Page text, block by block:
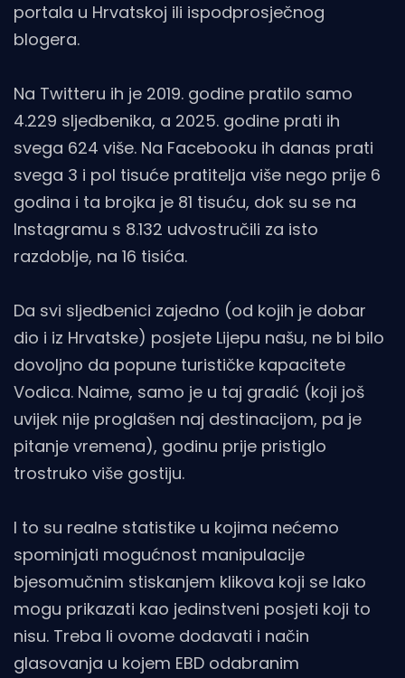
portala u Hrvatskoj ili ispodprosječnog
blogera.
Na Twitteru ih je 2019. godine pratilo samo
4.229 sljedbenika, a 2025. godine prati ih
svega 624 više. Na Facebooku ih danas prati
svega 3 i pol tisuće pratitelja više nego prije 6
godina i ta brojka je 81 tisuću, dok su se na
Instagramu s 8.132 udvostručili za isto
razdoblje, na 16 tisića.
Da svi sljedbenici zajedno (od kojih je dobar
dio i iz Hrvatske) posjete Lijepu našu, ne bi bilo
dovoljno da popune turističke kapacitete
Vodica. Naime, samo je u taj gradić (koji još
uvijek nije proglašen naj destinacijom, pa je
pitanje vremena), godinu prije pristiglo
trostruko više gostiju.
I to su realne statistike u kojima nećemo
spominjati mogućnost manipulacije
bjesomučnim stiskanjem klikova koji se lako
mogu prikazati kao jedinstveni posjeti koji to
nisu. Treba li ovome dodavati i način
glasovanja u kojem EBD odabranim